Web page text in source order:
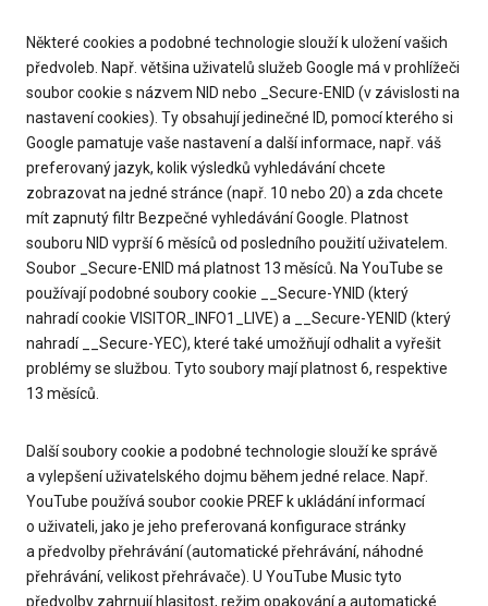
Některé cookies a podobné technologie slouží k uložení vašich
předvoleb. Např. většina uživatelů služeb Google má v prohlížeči
soubor cookie s názvem NID nebo _Secure-ENID (v závislosti na
nastavení cookies). Ty obsahují jedinečné ID, pomocí kterého si
Google pamatuje vaše nastavení a další informace, např. váš
preferovaný jazyk, kolik výsledků vyhledávání chcete
zobrazovat na jedné stránce (např. 10 nebo 20) a zda chcete
mít zapnutý filtr Bezpečné vyhledávání Google. Platnost
souboru NID vyprší 6 měsíců od posledního použití uživatelem.
Soubor _Secure-ENID má platnost 13 měsíců. Na YouTube se
používají podobné soubory cookie __Secure-YNID (který
nahradí cookie VISITOR_INFO1_LIVE) a __Secure-YENID (který
nahradí __Secure-YEC), které také umožňují odhalit a vyřešit
problémy se službou. Tyto soubory mají platnost 6, respektive
13 měsíců.
Další soubory cookie a podobné technologie slouží ke správě
a vylepšení uživatelského dojmu během jedné relace. Např.
YouTube používá soubor cookie PREF k ukládání informací
o uživateli, jako je jeho preferovaná konfigurace stránky
a předvolby přehrávání (automatické přehrávání, náhodné
přehrávání, velikost přehrávače). U YouTube Music tyto
předvolby zahrnují hlasitost, režim opakování a automatické